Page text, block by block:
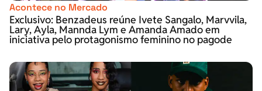
Acontece no Mercado
Exclusivo: Benzadeus reúne Ivete Sangalo, Marvvila,
Lary, Ayla, Mannda Lym e Amanda Amado em
iniciativa pelo protagonismo feminino no pagode